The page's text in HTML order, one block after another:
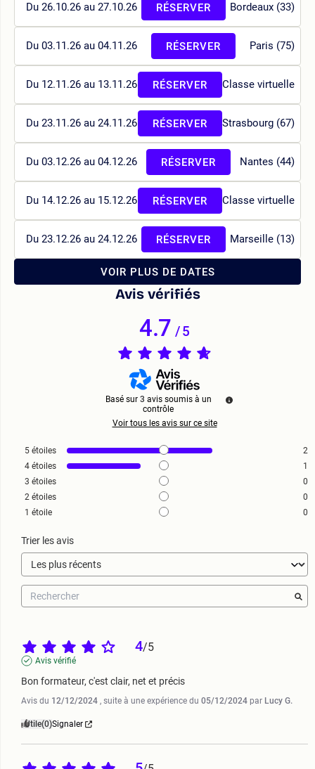
Du 26.10.26 au 27.10.26 Bordeaux (33)
RÉSERVER
Du 03.11.26 au 04.11.26 Paris (75)
RÉSERVER
Du 12.11.26 au 13.11.26 Classe virtuelle
RÉSERVER
Du 23.11.26 au 24.11.26 Strasbourg (67)
RÉSERVER
Du 03.12.26 au 04.12.26 Nantes (44)
RÉSERVER
Du 14.12.26 au 15.12.26 Classe virtuelle
RÉSERVER
Du 23.12.26 au 24.12.26 Marseille (13)
RÉSERVER
VOIR PLUS DE DATES
Avis vérifiés
4.7/5
Basé sur 3 avis soumis à un
contrôle
Voir tous les avis sur ce site
5 étoiles
2
4 étoiles
1
3 étoiles
0
2 étoiles
0
1 étoile 0
Trier les avis
4/5
Avis vérifié
Bon formateur, c'est clair, net et précis
Avis du 12/12/2024 , suite à une expérience du 05/12/2024 par Lucy G.
Utile(0)Signaler